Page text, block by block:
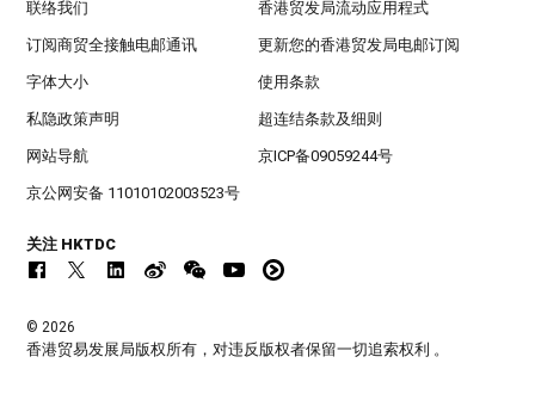
联络我们 香港贸发局流动应用程式
订阅商贸全接触电邮通讯 更新您的香港贸发局电邮订阅
字体大小 使用条款
私隐政策声明 超连结条款及细则
网站导航 京ICP备09059244号
京公网安备 11010102003523号
关注 HKTDC
© 2026
香港贸易发展局版权所有，对违反版权者保留一切追索权利 。